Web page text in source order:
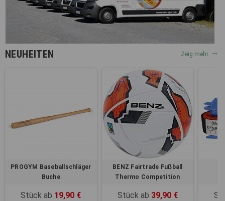
„Einstellungen“ können Sie
eine individuelle Auswahl
treffen und erteilte
Einwilligungen jederzeit für
die Zukunft widerrufen.
Einstellungs- und
Widerspruchsmöglichkeiten,
erhalten Sie in unserer
Datenschutzerklärung.
Sie können durch die
Navigation auf die
Registerkarten auf der linken
Seite alle Ihre Cookie-
Einstellungen anzupassen.
NEUHEITEN Zeig mehr
PROGYM Baseballschläger
Buche
Stück ab 19,90 €
BENZ Fairtrade Fußball
Thermo Competition
Stück ab 39,90 €